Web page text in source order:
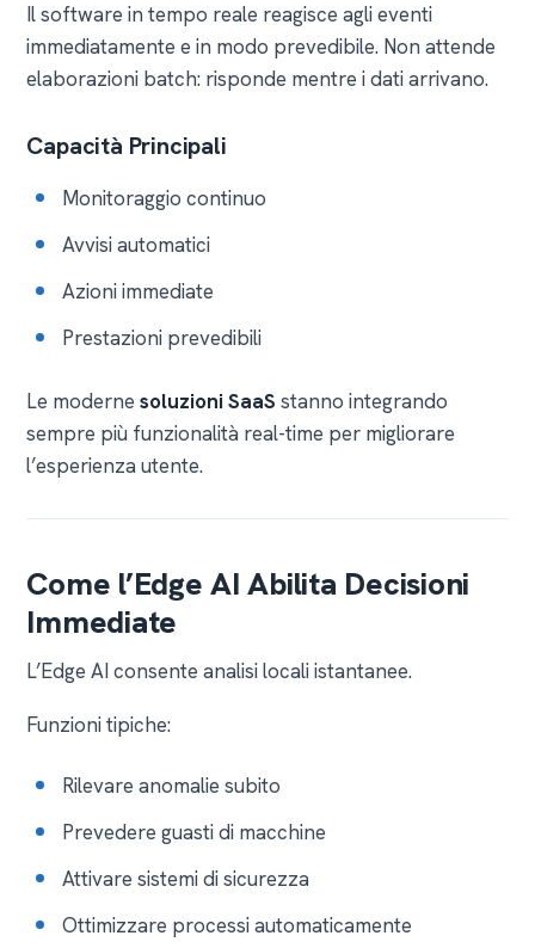
Il software in tempo reale reagisce agli eventi
immediatamente e in modo prevedibile. Non attende
elaborazioni batch: risponde mentre i dati arrivano.
Capacità Principali
Monitoraggio continuo
Avvisi automatici
Azioni immediate
Prestazioni prevedibili
Le modernesoluzioni SaaS stanno integrando
sempre più funzionalità real-time per migliorare
l’esperienza utente.
Come l’Edge AI Abilita Decisioni
Immediate
L’Edge AI consente analisi locali istantanee.
Funzioni tipiche:
Rilevare anomalie subito
Prevedere guasti di macchine
Attivare sistemi di sicurezza
Ottimizzare processi automaticamente